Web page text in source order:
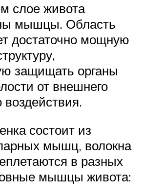
слое живота
мышцы. Область
достаточно мощную
защищать органы
от внешнего
воздействия.
состоит из
мышц, волокна
в разных
мышцы живота: